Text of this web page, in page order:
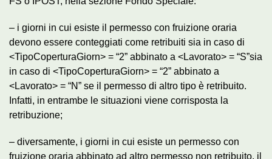
– i giorni in cui esiste il permesso con fruizione oraria
devono essere conteggiati come retribuiti sia in caso di
<TipoCoperturaGiorn> = “2” abbinato a <Lavorato> = “S”sia
in caso di <TipoCoperturaGiorn> = “2” abbinato a
<Lavorato> = “N” se il permesso di altro tipo è retribuito.
Infatti, in entrambe le situazioni viene corrisposta la
retribuzione;
– diversamente, i giorni in cui esiste un permesso con
fruizione oraria abbinato ad altro permesso non retribuito, il